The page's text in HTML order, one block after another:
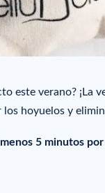
verano? ¡La
hoyuelos y
5 minutos